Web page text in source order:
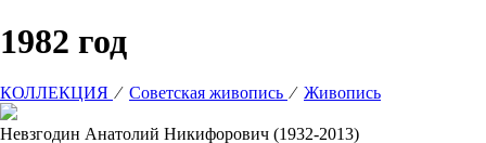
1982 год
КОЛЛЕКЦИЯ ⁄ Советская живопись ⁄ Живопись
Невзгодин Анатолий Никифорович (1932-2013)